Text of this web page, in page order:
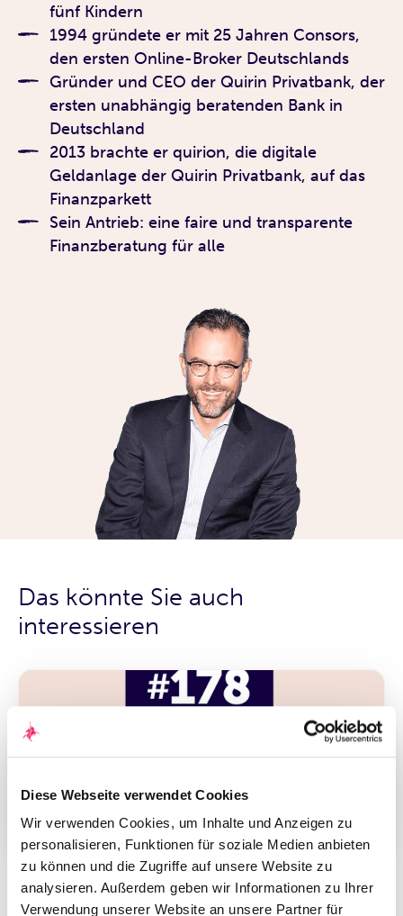
Diese Webseite verwendet Cookies
Wir verwenden Cookies, um Inhalte und Anzeigen zu
personalisieren, Funktionen für soziale Medien anbieten
zu können und die Zugriffe auf unsere Website zu
analysieren. Außerdem geben wir Informationen zu Ihrer
Verwendung unserer Website an unsere Partner für
fünf Kindern
1994 gründete er mit 25 Jahren Consors,
den ersten Online-Broker Deutschlands
Gründer und CEO der Quirin Privatbank, der
ersten unabhängig beratenden Bank in
Deutschland
2013 brachte er quirion, die digitale
Geldanlage der Quirin Privatbank, auf das
Finanzparkett
Sein Antrieb: eine faire und transparente
Finanzberatung für alle
Das könnte Sie auch
interessieren
Podcast Folge 178 vom 25. August
2023: Geldanlage in Gefahr – können
Fonds & ETFs eigentlich pleitegehen?